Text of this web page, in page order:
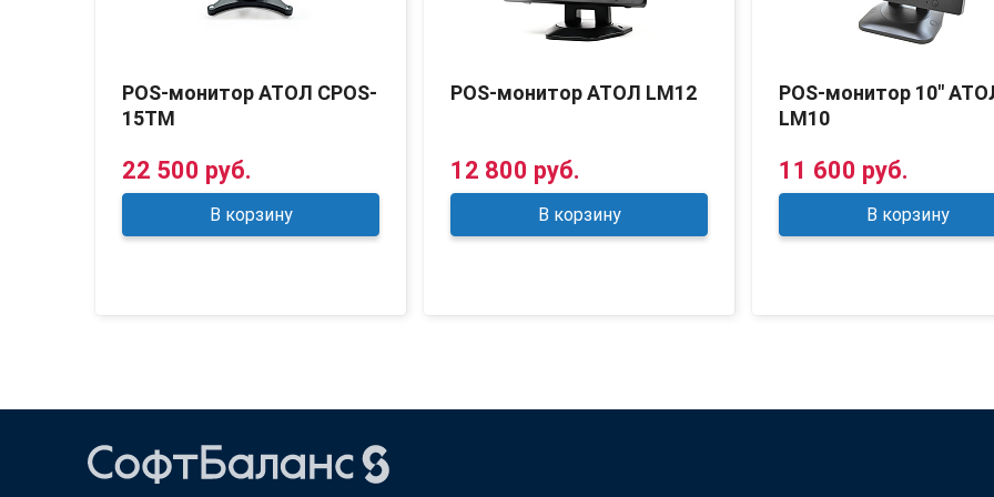
POS-монитор АТОЛ CPOS-
15TM
22 500 руб.
В корзину
POS-монитор АТОЛ LM12
12 800 руб.
В корзину
POS-монитор 10"
LM10
11 600 руб.
В корзину